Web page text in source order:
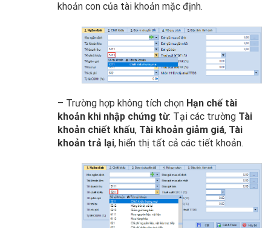
khoản con của tài khoản mặc định.
– Trường hợp không tích chọn Hạn chế tài
khoản khi nhập chứng từ: Tại các trường Tài
khoản chiết khấu, Tài khoản giảm giá, Tài
khoản trả lại, hiển thị tất cả các tiết khoản.